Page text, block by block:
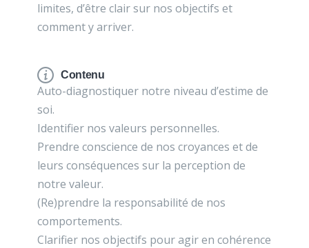
limites, d’être clair sur nos objectifs et
comment y arriver.
Contenu
Auto-diagnostiquer notre niveau d’estime de
soi.
Identifier nos valeurs personnelles.
Prendre conscience de nos croyances et de
leurs conséquences sur la perception de
notre valeur.
(Re)prendre la responsabilité de nos
comportements.
Clarifier nos objectifs pour agir en cohérence